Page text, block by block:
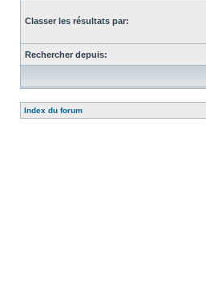
Classer les résultats par:
Rechercher depuis:
Index du forum